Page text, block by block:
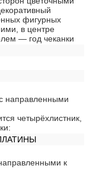
фигурных
в центре
— год чеканки
направленными
четырёхлистник,
к